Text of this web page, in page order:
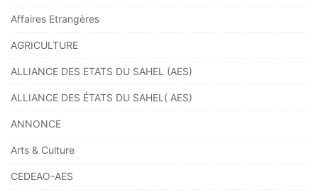
Affaires Etrangères
AGRICULTURE
ALLIANCE DES ETATS DU SAHEL (AES)
ALLIANCE DES ÉTATS DU SAHEL( AES)
ANNONCE
Arts & Culture
CEDEAO-AES